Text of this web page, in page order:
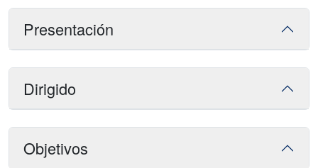
Presentación
Dirigido
Objetivos